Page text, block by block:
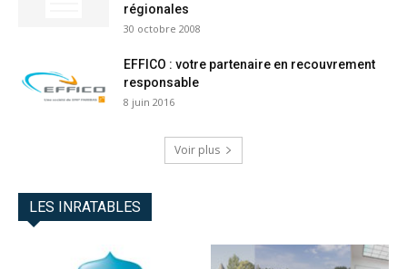
régionales
30 octobre 2008
EFFICO : votre partenaire en recouvrement
responsable
8 juin 2016
Voir plus
LES INRATABLES